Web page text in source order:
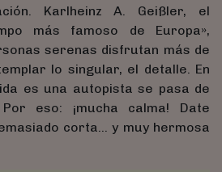
Karlheinz A. Geißler, el
más famoso de Europa»,
serenas disfrutan más de
lo singular, el detalle. En
es una autopista se pasa de
eso: ¡mucha calma! Date
corta… y muy hermosa